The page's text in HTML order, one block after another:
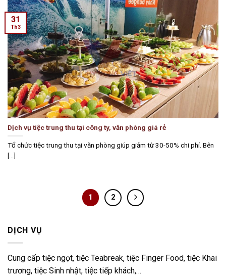
Dịch vụ tiệc trung thu tại công ty, văn phòng giá rẻ
Tổ chức tiệc trung thu tại văn phòng giúp giảm từ 30-50% chi phí. Bên
[...]
31
Th3
1 2
DỊCH VỤ
Cung cấp tiệc ngọt, tiệc Teabreak, tiệc Finger Food, tiệc Khai
trương, tiệc Sinh nhật, tiệc tiếp khách,…